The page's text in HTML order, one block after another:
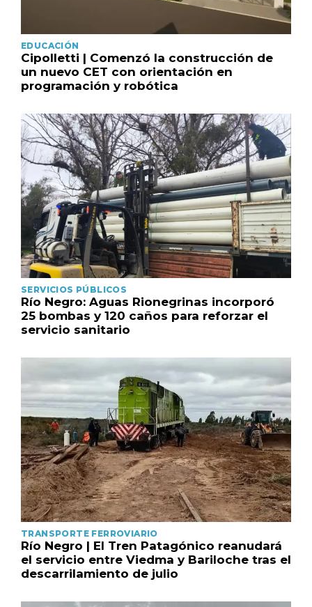
EDUCACIÓN
Cipolletti | Comenzó la construcción de
un nuevo CET con orientación en
programación y robótica
SERVICIOS PÚBLICOS
Río Negro: Aguas Rionegrinas incorporó
25 bombas y 120 caños para reforzar el
servicio sanitario
TRANSPORTE FERROVIARIO
Río Negro | El Tren Patagónico reanudará
el servicio entre Viedma y Bariloche tras el
descarrilamiento de julio